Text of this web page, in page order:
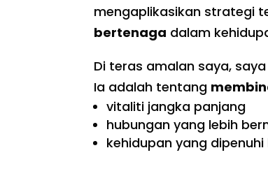
mengaplikasikan strategi
bertenaga dalam
Di teras amalan saya,
Ia adalah tentang
vitaliti jangka panjang
hubungan yang lebih
kehidupan yang